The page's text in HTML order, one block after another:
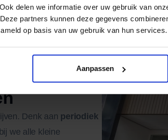
delen we informatie over uw gebruik van
partners kunnen deze gegevens
op basis van uw gebruik van hun services.
Aanpassen
Denk aan periodiek
we alle kleine